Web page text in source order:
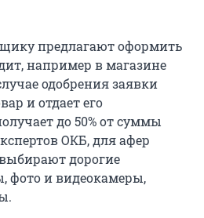
предлагают оформить
например в магазине
одобрения заявки
и отдает его
до 50% от суммы
ОКБ, для афер
дорогие
фото и видеокамеры,